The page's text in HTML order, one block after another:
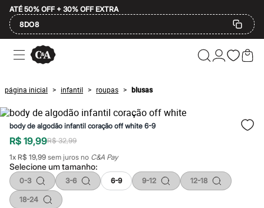
ATÉ 50% OFF + 30% OFF EXTRA
8DO8
Ofertas
Compre por Departamento
Masculino
Infantil
Calçados
Plus Size
2 calçados por R$189
2 peças por R$199
3 lingeries por R$99
3 itens de beleza por R$129
Até 20% off
Até 40% off
Até 60% off
A partir de 60% off
página inicial > infantil > roupas > blusas
body de algodão infantil coração off white 6-9
R$ 19,99R$ 32,99
1x R$ 19,99 sem juros no C&A Pay
Selecione umtamanho:
0-3 3-6 6-9 9-12 12-18
18-24